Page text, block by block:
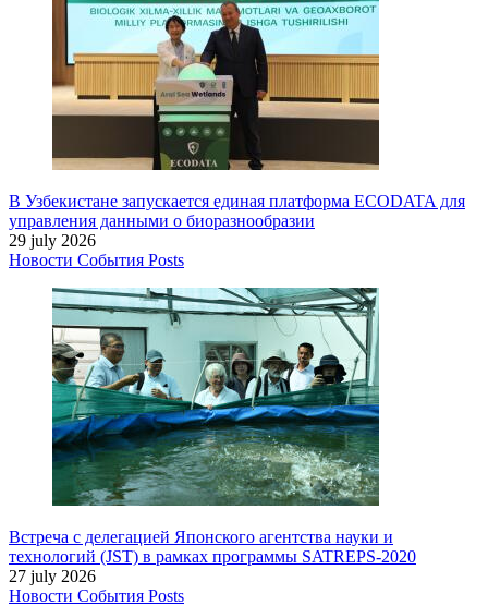
В Узбекистане запускается единая платформа ECODATA для
управления данными о биоразнообразии
29 july 2026
Новости События Posts
Встреча с делегацией Японского агентства науки и
технологий (JST) в рамках программы SATREPS-2020
27 july 2026
Новости События Posts